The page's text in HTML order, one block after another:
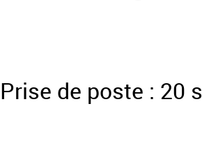
Prise de poste : 20